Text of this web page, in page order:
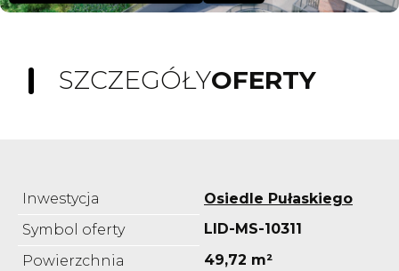
SZCZEGÓŁYOFERTY
Inwestycja
Osiedle Pułaskiego
Symbol oferty
LID-MS-10311
Powierzchnia
49,72 m²